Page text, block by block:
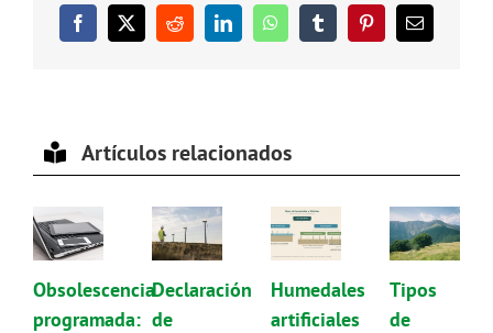
Facebook
X RedditLinkedInWhatsAppTumblrPinterestCorreo
Artículos relacionados
Obsolescencia
programada:
Declaración
de
Humedales
artificiales
Tipos
de